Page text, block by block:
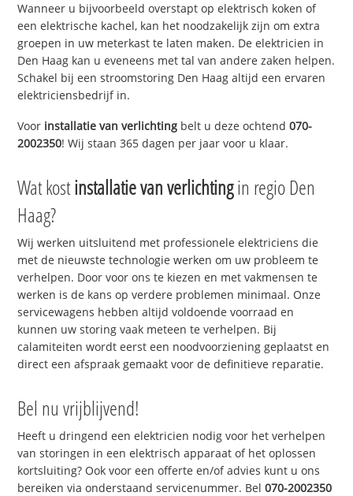
Wanneer u bijvoorbeeld overstapt op elektrisch koken of
een elektrische kachel, kan het noodzakelijk zijn om extra
groepen in uw meterkast te laten maken. De elektricien in
Den Haag kan u eveneens met tal van andere zaken helpen.
Schakel bij een stroomstoring Den Haag altijd een ervaren
elektriciensbedrijf in.
Voor installatie van verlichting belt u deze ochtend070-
2002350! Wij staan 365 dagen per jaar voor u klaar.
Wat kostinstallatie van verlichtingin regio Den
Haag?
Wij werken uitsluitend met professionele elektriciens die
met de nieuwste technologie werken om uw probleem te
verhelpen. Door voor ons te kiezen en met vakmensen te
werken is de kans op verdere problemen minimaal. Onze
servicewagens hebben altijd voldoende voorraad en
kunnen uw storing vaak meteen te verhelpen. Bij
calamiteiten wordt eerst een noodvoorziening geplaatst en
direct een afspraak gemaakt voor de definitieve reparatie.
Bel nu vrijblijvend!
Heeft u dringend een elektricien nodig voor het verhelpen
van storingen in een elektrisch apparaat of het oplossen
kortsluiting? Ook voor een offerte en/of advies kunt u ons
bereiken via onderstaand servicenummer. Bel070-2002350